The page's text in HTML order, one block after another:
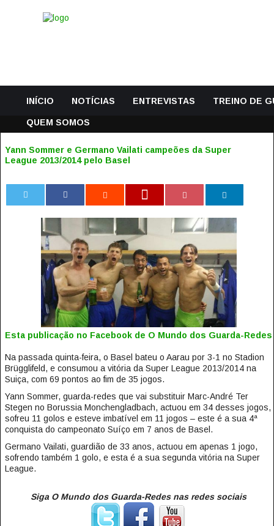
INÍCIO NOTÍCIAS ENTREVISTAS TREINO DE
QUEM SOMOS
Yann Sommer e Germano Vailati campeões da Super
League 2013/2014 pelo Basel
0
Esta publicação no Facebook de O Mundo dos Guarda-Redes
Na passada quinta-feira, o Basel bateu o Aarau por 3-1 no Stadion
Brügglifeld, e consumou a vitória da Super League 2013/2014 na
Suiça, com 69 pontos ao fim de 35 jogos.
Yann Sommer, guarda-redes que vai substituir Marc-André Ter
Stegen no Borussia Monchengladbach, actuou em 34 desses jogos,
sofreu 11 golos e esteve imbatível em 11 jogos – este é a sua 4ª
conquista do campeonato Suíço em 7 anos de Basel.
Germano Vailati, guardião de 33 anos, actuou em apenas 1 jogo,
sofrendo também 1 golo, e esta é a sua segunda vitória na Super
League.
Siga O Mundo dos Guarda-Redes nas redes sociais